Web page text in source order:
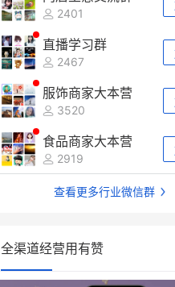
2401
直播学习群
2467
服饰商家大本营
3520
食品商家大本营
2919
查看更多行业微信群
全渠道经营用有赞